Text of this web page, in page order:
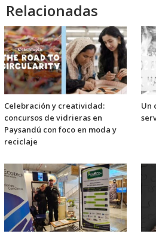
Relacionadas
Celebración y creatividad:
concursos de vidrieras en
Paysandú con foco en moda y
reciclaje
Un